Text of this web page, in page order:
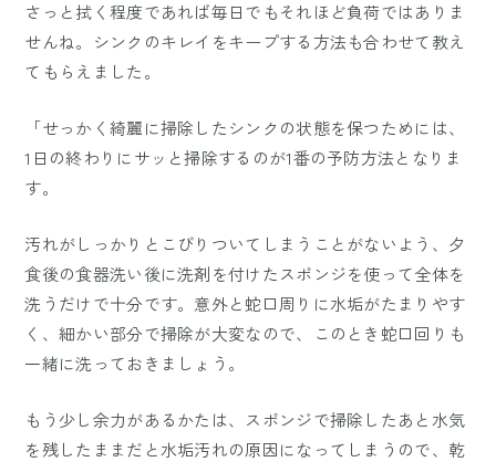
さっと拭く程度であれば毎日でもそれほど負荷ではありま
せんね。シンクのキレイをキープする方法も合わせて教え
てもらえました。
「せっかく綺麗に掃除したシンクの状態を保つためには、
1日の終わりにサッと掃除するのが1番の予防方法となりま
す。
汚れがしっかりとこびりついてしまうことがないよう、夕
食後の食器洗い後に洗剤を付けたスポンジを使って全体を
洗うだけで十分です。意外と蛇口周りに水垢がたまりやす
く、細かい部分で掃除が大変なので、このとき蛇口回りも
一緒に洗っておきましょう。
もう少し余力があるかたは、スポンジで掃除したあと水気
を残したままだと水垢汚れの原因になってしまうので、乾